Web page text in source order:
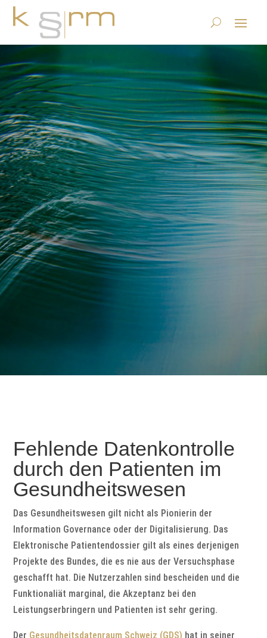
data2u: Ihre
Gesundheitsdaten in Ihren
Händen – Information
Governance im
Gesundheitswesen
21.6.2025|Datenstrategie & Information Governance
Zertifizierung|2 Kommentare
Fehlende Datenkontrolle
durch den Patienten im
Gesundheitswesen
Das Gesundheitswesen gilt nicht als Pionierin der
Information Governance oder der Digitalisierung. Das
Elektronische Patientendossier gilt als eines derjenigen
Projekte des Bundes, die es nie aus der Versuchsphase
geschafft hat. Die Nutzerzahlen sind bescheiden und die
Funktionaliät marginal, die Akzeptanz bei den
Leistungserbringern und Patienten ist sehr gering.
Der Gesundheitsdatenraum Schweiz (GDS) hat in seiner